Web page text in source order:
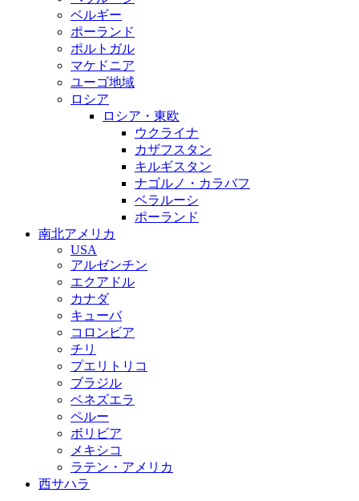
ベルギー
ポーランド
ポルトガル
マケドニア
ユーゴ地域
ロシア
ロシア・東欧
ウクライナ
カザフスタン
キルギスタン
ナゴルノ・カラバフ
ベラルーシ
ポーランド
南北アメリカ
USA
アルゼンチン
エクアドル
カナダ
キューバ
コロンビア
チリ
プエリトリコ
ブラジル
ベネズエラ
ペルー
ボリビア
メキシコ
ラテン・アメリカ
西サハラ